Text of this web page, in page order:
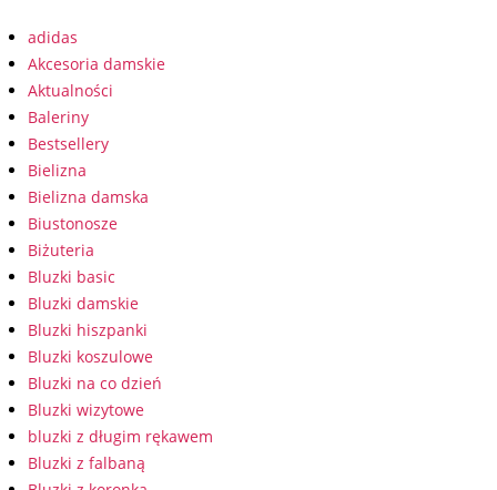
adidas
Akcesoria damskie
Aktualności
Baleriny
Bestsellery
Bielizna
Bielizna damska
Biustonosze
Biżuteria
Bluzki basic
Bluzki damskie
Bluzki hiszpanki
Bluzki koszulowe
Bluzki na co dzień
Bluzki wizytowe
bluzki z długim rękawem
Bluzki z falbaną